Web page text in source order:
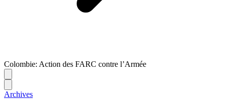
Colombie: Action des FARC contre l’Armée
Archives